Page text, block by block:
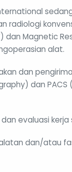
radiologi
Magnetic
alat.
dan
dan
evaluasi kerja
dan/atau